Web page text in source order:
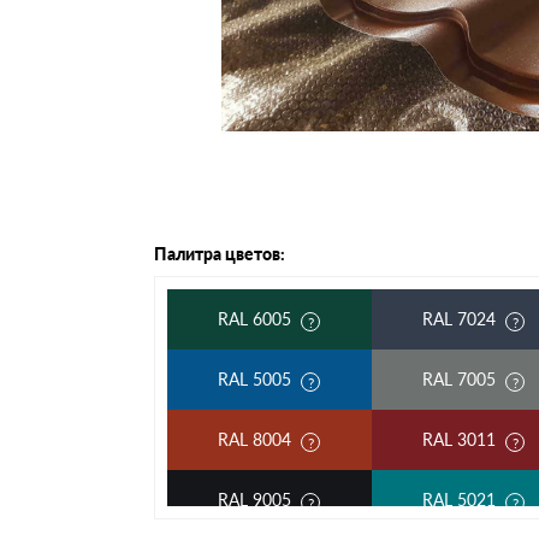
Шифер 7-
Палитра цветов:
RAL 6005 RAL 7024
RAL 5005 RAL 7005
RAL 8004 RAL 3011
RAL 9005 RAL 5021